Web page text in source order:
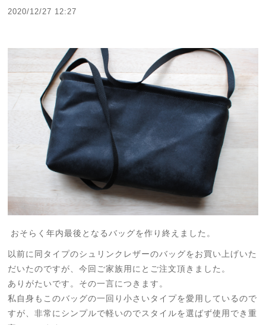
2020/12/27 12:27
おそらく年内最後となるバッグを作り終えました。
以前に同タイプのシュリンクレザーのバッグをお買い上げいた
だいたのですが、今回ご家族用にとご注文頂きました。
ありがたいです。その一言につきます。
私自身もこのバッグの一回り小さいタイプを愛用しているので
すが、非常にシンプルで軽いのでスタイルを選ばず使用でき重